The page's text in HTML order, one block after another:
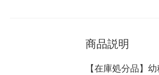
商品説明
【在庫処分品】